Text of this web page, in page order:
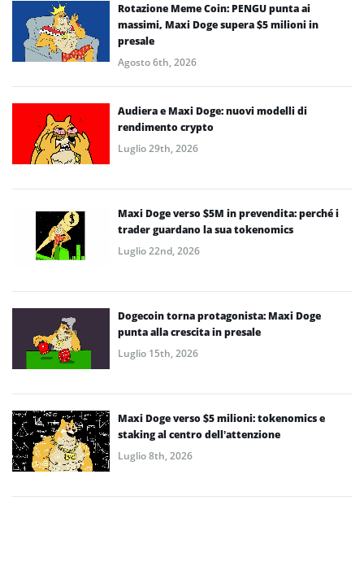
Rotazione Meme Coin: PENGU punta ai
massimi, Maxi Doge supera $5 milioni in
presale
Agosto 6th, 2026
Audiera e Maxi Doge: nuovi modelli di
rendimento crypto
Luglio 29th, 2026
Maxi Doge verso $5M in prevendita: perché i
trader guardano la sua tokenomics
Luglio 22nd, 2026
Dogecoin torna protagonista: Maxi Doge
punta alla crescita in presale
Luglio 15th, 2026
Maxi Doge verso $5 milioni: tokenomics e
staking al centro dell’attenzione
Luglio 8th, 2026